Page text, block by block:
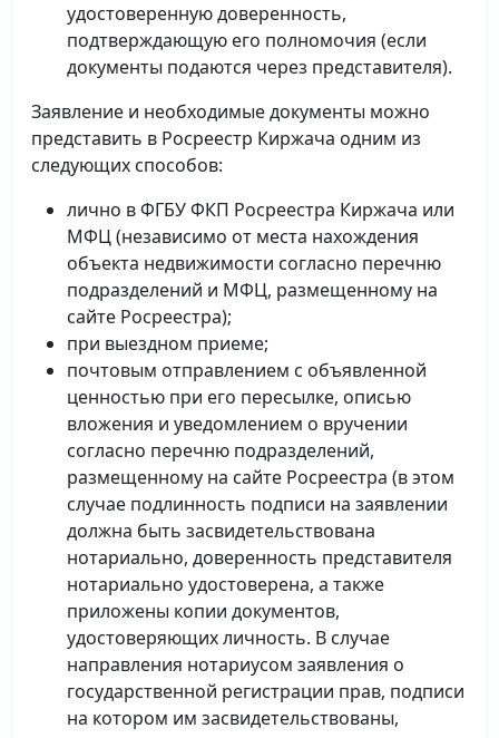
удостоверенную доверенность,
подтверждающую его полномочия (если
документы подаются через представителя).
Заявление и необходимые документы можно
представить в Росреестр Киржача одним из
следующих способов:
лично в ФГБУ ФКП Росреестра Киржача или
МФЦ (независимо от места нахождения
объекта недвижимости согласно перечню
подразделений и МФЦ, размещенному на
сайте Росреестра);
при выездном приеме;
почтовым отправлением с объявленной
ценностью при его пересылке, описью
вложения и уведомлением о вручении
согласно перечню подразделений,
размещенному на сайте Росреестра (в этом
случае подлинность подписи на заявлении
должна быть засвидетельствована
нотариально, доверенность представителя
нотариально удостоверена, а также
приложены копии документов,
удостоверяющих личность. В случае
направления нотариусом заявления о
государственной регистрации прав, подписи
на котором им засвидетельствованы,